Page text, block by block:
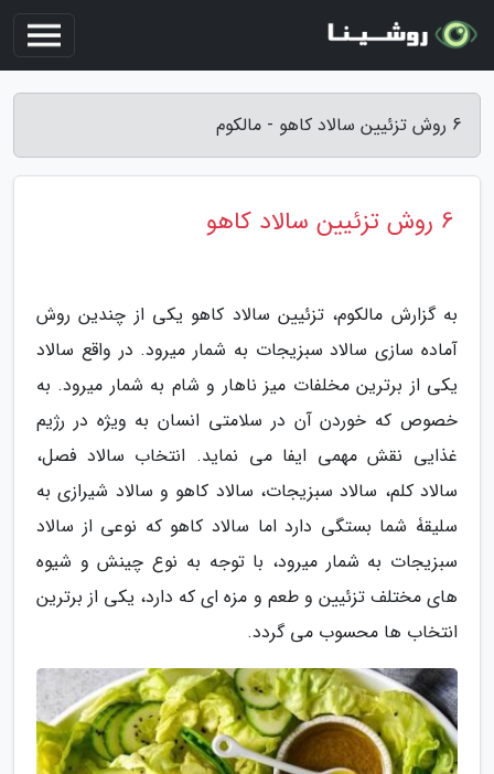
6 روش تزئیین سالاد کاهو - مالکوم
6 روش تزئیین سالاد کاهو
به گزارش مالکوم، تزئیین سالاد کاهو یکی از چندین روش
آماده سازی سالاد سبزیجات به شمار میرود. در واقع سالاد
یکی از برترین مخلفات میز ناهار و شام به شمار میرود. به
خصوص که خوردن آن در سلامتی انسان به ویژه در رژیم
غذایی نقش مهمی ایفا می نماید. انتخاب سالاد فصل،
سالاد کلم، سالاد سبزیجات، سالاد کاهو و سالاد شیرازی به
سلیقۀ شما بستگی دارد اما سالاد کاهو که نوعی از سالاد
سبزیجات به شمار میرود، با توجه به نوع چینش و شیوه
های مختلف تزئیین و طعم و مزه ای که دارد، یکی از برترین
انتخاب ها محسوب می گردد.